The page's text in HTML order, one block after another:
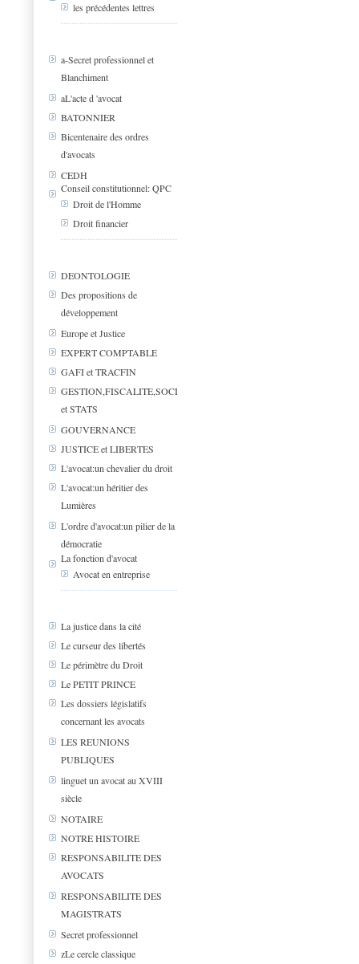
les précédentes lettres
a-Secret professionnel et
Blanchiment
aL'acte d 'avocat
BATONNIER
Bicentenaire des ordres
d'avocats
CEDH
Conseil constitutionnel: QPC
Droit de l'Homme
Droit financier
DEONTOLOGIE
Des propositions de
développement
Europe et Justice
EXPERT COMPTABLE
GAFI et TRACFIN
GESTION,FISCALITE,SOCIAL
et STATS
GOUVERNANCE
JUSTICE et LIBERTES
L'avocat:un chevalier du droit
L'avocat:un héritier des
Lumières
L'ordre d'avocat:un pilier de la
démocratie
La fonction d'avocat
Avocat en entreprise
La justice dans la cité
Le curseur des libertés
Le périmètre du Droit
Le PETIT PRINCE
Les dossiers législatifs
concernant les avocats
LES REUNIONS
PUBLIQUES
linguet un avocat au XVIII
siècle
NOTAIRE
NOTRE HISTOIRE
RESPONSABILITE DES
AVOCATS
RESPONSABILITE DES
MAGISTRATS
Secret professionnel
zLe cercle classique